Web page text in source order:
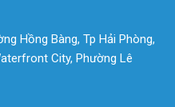
Hồng Bàng, Tp Hải Phòng,
City, Phường Lê